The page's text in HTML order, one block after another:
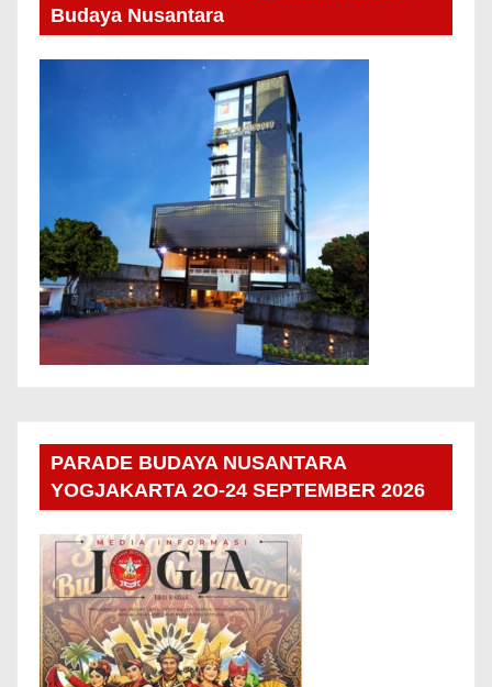
Budaya Nusantara
PARADE BUDAYA NUSANTARA
YOGJAKARTA 2O-24 SEPTEMBER 2026